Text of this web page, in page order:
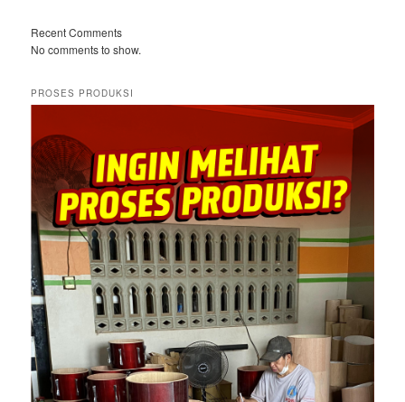
Recent Comments
No comments to show.
PROSES PRODUKSI